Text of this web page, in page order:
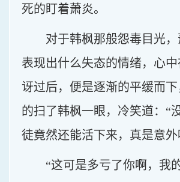
死的盯着萧炎。
对于韩枫那般怨毒目光
表现出什么失态的情绪，心
讶过后，便是逐渐的平缓而
的扫了韩枫一眼，冷笑道：“
徒竟然还能活下来，真是意
“这可是多亏了你啊，我